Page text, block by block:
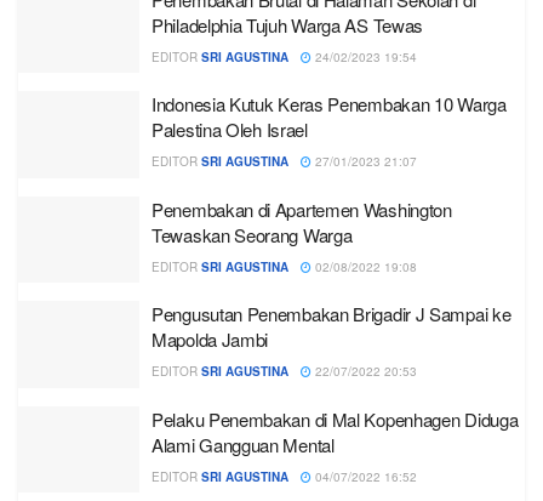
Philadelphia Tujuh Warga AS Tewas
EDITOR SRI AGUSTINA 24/02/2023 19:54
Indonesia Kutuk Keras Penembakan 10 Warga
Palestina Oleh Israel
EDITOR SRI AGUSTINA 27/01/2023 21:07
Penembakan di Apartemen Washington
Tewaskan Seorang Warga
EDITOR SRI AGUSTINA 02/08/2022 19:08
Pengusutan Penembakan Brigadir J Sampai ke
Mapolda Jambi
EDITOR SRI AGUSTINA 22/07/2022 20:53
Pelaku Penembakan di Mal Kopenhagen Diduga
Alami Gangguan Mental
EDITOR SRI AGUSTINA 04/07/2022 16:52